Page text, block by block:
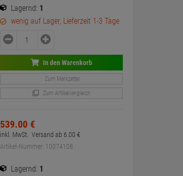
Lagernd: 1
wenig auf Lager, Lieferzeit 1-3 Tage
In den Warenkorb
Zum Merkzettel
Zum Artikelvergleich
539.00 €
inkl. MwSt. Versand ab 6. 00 €
Artikel-Nummer: 10074108
Lagernd: 1